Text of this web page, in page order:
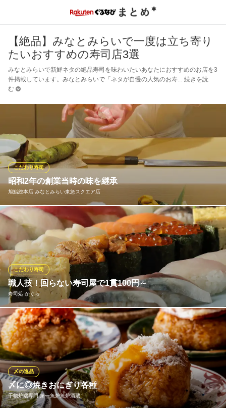
【絶品】みなとみらいで一度は立ち寄り
たいおすすめの寿司店3選
みなとみらいで新鮮ネタの絶品寿司を味わいたいあなたにおすすめのお店を3
件掲載しています。みなとみらいで「ネタが自慢の人気のお寿
続きを読
む
昭和2年の創業当時の味を継承
旭鮨総本店 みなとみらい東急スクエア店
こだわり寿司
鮨は、ネタだけでなくシャリも命そのもの。豊洲市場で目利きし
た旬の新鮮な魚介を使ったネタと、独自の配合の合わせ酢で仕上
げるシャリの絶妙なバランスをお楽しみください。試行錯誤の結
果、米は宮城県産ササニシキを使用し、2種類の酢と合わせて酢飯
に仕立てます。
旭鮨総本店 みなとみらい東急スクエア店
江戸前鮨が堪能できる店
みなとみらい線みなとみらい駅 徒歩1分
神奈川県横浜市西区みなとみらい2-3-4 みなとみらい東急スクエア ステーションコア
B1
職人技！回らない寿司屋で1貫100円～
寿司処 かぐら
こだわり寿司
横浜中央市場より毎日直送の海鮮を寿司ネタとして使用。 鮮度抜
群！また回転寿司ではないのに、1貫100円～でご提供！ たくさん
の方にかぐらの寿司を食べてもらいたい！そんな思いで実現した
価格です。
寿司処 かぐら
日本酒専門の寿司店
ＪＲ根岸線桜木町駅 徒歩3分
〆に◎焼きおにぎり各種
干物炉端専門 第一魚炉魚炉酒蔵
〆の逸品